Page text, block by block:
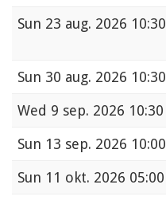
Sun 23 aug. 2026 10:30
Sun 30 aug. 2026 10:30
Wed 9 sep. 2026 10:30
Sun 13 sep. 2026 10:00
Sun 11 okt. 2026 05:00